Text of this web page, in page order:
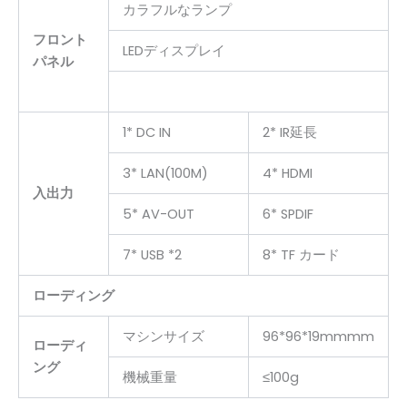
フロント
パネル
カラフルなランプ
LEDディスプレイ
入出力
1* DC IN 2* IR延長
3* LAN(100M) 4* HDMI
5* AV-OUT 6* SPDIF
7* USB *2 8* TF カード
ローディング
ローディ
ング
マシンサイズ 96*96*19mmmm
機械重量 ≤100g